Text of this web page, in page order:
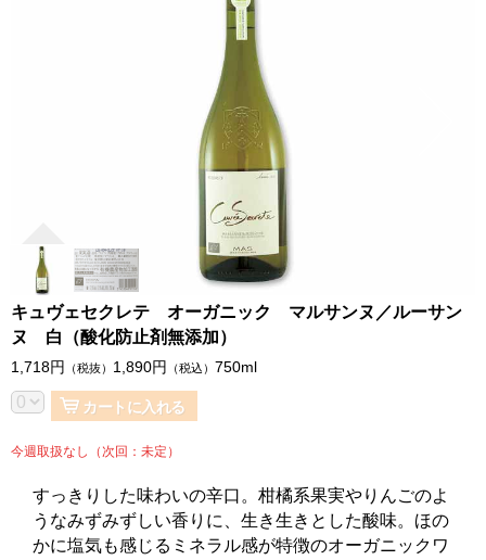
キュヴェセクレテ オーガニック マルサンヌ／ルーサン
ヌ 白（酸化防止剤無添加）
1,718円 （税抜） 1,890円 （税込） 750ml
カートに入れる
今週取扱なし（次回：未定）
すっきりした味わいの辛口。柑橘系果実やりんごのよ
うなみずみずしい香りに、生き生きとした酸味。ほの
かに塩気も感じるミネラル感が特徴のオーガニックワ